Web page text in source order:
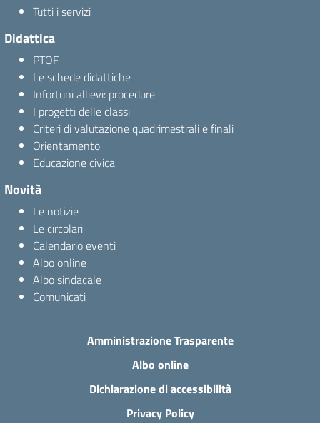
Tutti i servizi
Didattica
PTOF
Le schede didattiche
Infortuni allievi: procedure
I progetti delle classi
Criteri di valutazione quadrimestrali e finali
Orientamento
Educazione civica
Novità
Le notizie
Le circolari
Calendario eventi
Albo online
Albo sindacale
Comunicati
Amministrazione Trasparente
Albo online
Dichiarazione di accessibilità
Privacy Policy